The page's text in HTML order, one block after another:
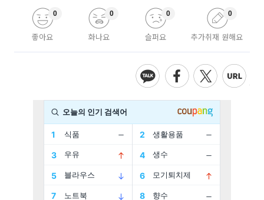
좋아요
0
화나요
0
슬퍼요
0
추가취재 원해요
0